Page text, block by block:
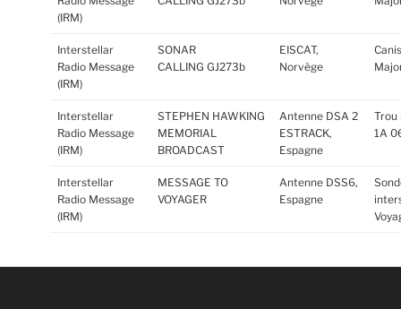
(IRM)
Interstellar
Radio Message
(IRM)
SONAR
CALLING GJ273b
EISCAT,
Norvège
Canis
Interstellar
Radio Message
(IRM)
STEPHEN HAWKING
MEMORIAL
BROADCAST
Antenne DSA 2
ESTRACK,
Espagne
Trou
1A
Interstellar
Radio Message
(IRM)
MESSAGE TO
VOYAGER
Antenne DSS6,
Espagne